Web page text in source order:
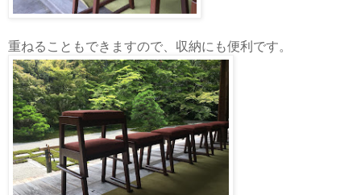
重ねることもできますので、収納にも便利です。